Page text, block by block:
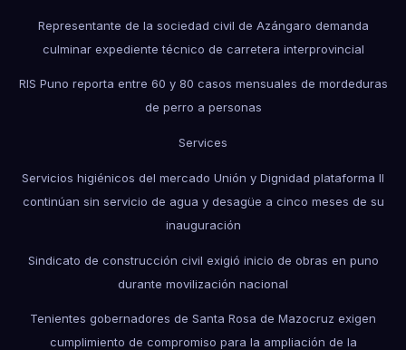
Representante de la sociedad civil de Azángaro demanda
culminar expediente técnico de carretera interprovincial
RIS Puno reporta entre 60 y 80 casos mensuales de mordeduras
de perro a personas
Services
Servicios higiénicos del mercado Unión y Dignidad plataforma II
continúan sin servicio de agua y desagüe a cinco meses de su
inauguración
Sindicato de construcción civil exigió inicio de obras en puno
durante movilización nacional
Tenientes gobernadores de Santa Rosa de Mazocruz exigen
cumplimiento de compromiso para la ampliación de la